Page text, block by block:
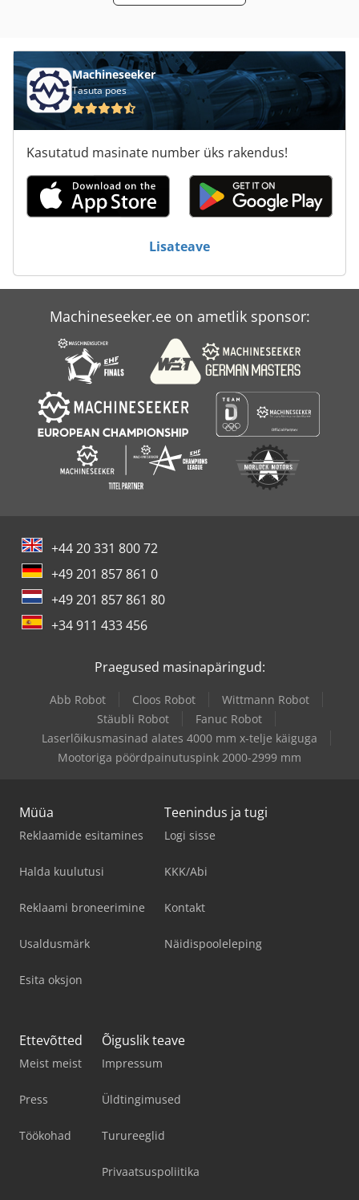
Puidu Treipink Tööriistad Ja Tarvikud
Päästeameti Sõidukid
Pöörlev Pea
Tps 330
Machineseeker
Tasuta poes
Kasutatud masinate number üks rakendus!
Lisateave
Machineseeker.ee on ametlik sponsor:
+44 20 331 800 72
+49 201 857 861 0
+49 201 857 861 80
+34 911 433 456
Praegused masinapäringud:
Abb Robot Cloos Robot
Wittmann Robot
Stäubli Robot
Fanuc Robot
Laserlõikusmasinad alates 4000 mm x-telje käiguga
Mootoriga pöördpainutuspink 2000-2999 mm
Müüa
Reklaamide esitamines
Halda kuulutusi
Reklaami broneerimine
Usaldusmärk
Esita oksjon
Teenindus ja tugi
Logi sisse
KKK/Abi
Kontakt
Näidispooleleping
Ettevõtted
Meist meist
Press
Töökohad
Õiguslik teave
Impressum
Üldtingimused
Turureeglid
Privaatsuspoliitika